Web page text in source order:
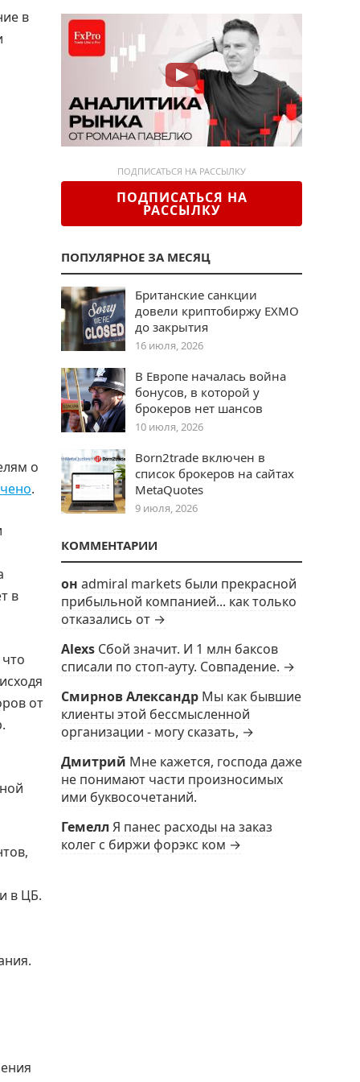
в
о
.
в
от
в ЦБ.
ПОДПИСАТЬСЯ НА РАССЫЛКУ
ПОДПИСАТЬСЯ НА
РАССЫЛКУ
ПОПУЛЯРНОЕ ЗА МЕСЯЦ
Британские санкции
довели криптобиржу EXMO
до закрытия
16 июля, 2026
В Европе началась война
бонусов, в которой у
брокеров нет шансов
10 июля, 2026
Born2trade включен в
список брокеров на сайтах
MetaQuotes
9 июля, 2026
КОММЕНТАРИИ
он admiral markets были прекрасной
прибыльной компанией... как только
отказались от →
Alexs Сбой значит. И 1 млн баксов
списали по стоп-ауту. Совпадение. →
Смирнов Александр Мы как бывшие
клиенты этой бессмысленной
организации - могу сказать, →
Дмитрий Мне кажется, господа даже
не понимают части произносимых
ими буквосочетаний.
Гемелл Я панес расходы на заказ
колег с биржи форэкс ком →